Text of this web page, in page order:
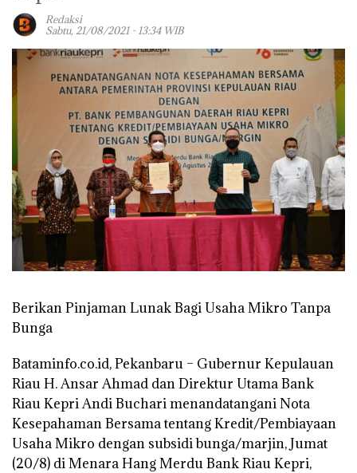
Redaksi
Sabtu, 21/08/2021 - 13:34 WIB
Berikan Pinjaman Lunak Bagi Usaha Mikro Tanpa
Bunga
Bataminfo.co.id, Pekanbaru – Gubernur Kepulauan
Riau H. Ansar Ahmad dan Direktur Utama Bank
Riau Kepri Andi Buchari menandatangani Nota
Kesepahaman Bersama tentang Kredit/Pembiayaan
Usaha Mikro dengan subsidi bunga/marjin, Jumat
(20/8) di Menara Hang Merdu Bank Riau Kepri,